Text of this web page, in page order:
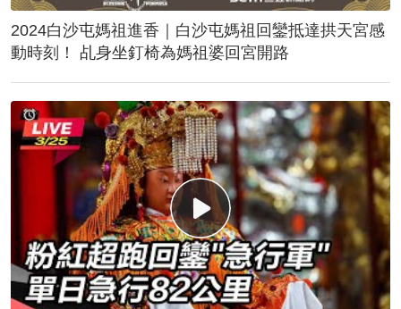
2024白沙屯媽祖進香｜白沙屯媽祖回鑾抵達拱天宮感
動時刻！ 乩身坐釘椅為媽祖婆回宮開路